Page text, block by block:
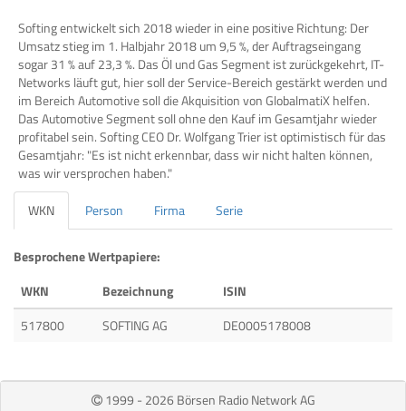
Softing entwickelt sich 2018 wieder in eine positive Richtung: Der
Umsatz stieg im 1. Halbjahr 2018 um 9,5 %, der Auftragseingang
sogar 31 % auf 23,3 %. Das Öl und Gas Segment ist zurückgekehrt, IT-
Networks läuft gut, hier soll der Service-Bereich gestärkt werden und
im Bereich Automotive soll die Akquisition von GlobalmatiX helfen.
Das Automotive Segment soll ohne den Kauf im Gesamtjahr wieder
profitabel sein. Softing CEO Dr. Wolfgang Trier ist optimistisch für das
Gesamtjahr: "Es ist nicht erkennbar, dass wir nicht halten können,
was wir versprochen haben."
WKN
Person Firma Serie
Besprochene Wertpapiere:
WKN
Bezeichnung
ISIN
517800
SOFTING AG DE0005178008
1999 - 2026 Börsen Radio Network AG